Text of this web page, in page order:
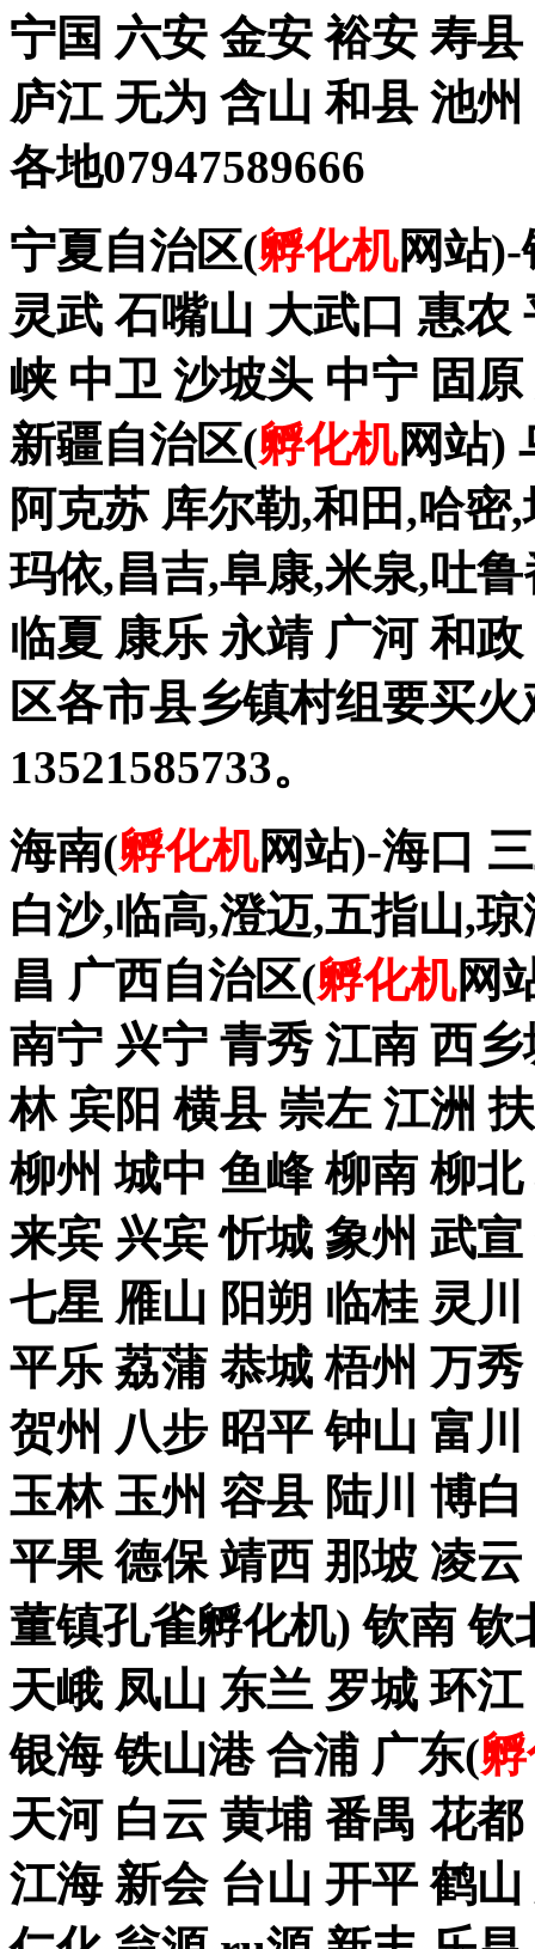
宁国 六安 金安 裕安 寿
庐江 无为 含山 和县 池
各地07947589666
宁夏自治区(孵化机网站)-
灵武 石嘴山 大武口 惠农
峡 中卫 沙坡头 中宁 固
新疆自治区(孵化机网站)
阿克苏 库尔勒,和田,哈
玛依,昌吉,阜康,米泉,吐
临夏 康乐 永靖 广河 和
区各市县乡镇村组要买
13521585733。
海南(孵化机网站)-海口
白沙,临高,澄迈,五指山,
昌 广西自治区(孵化机网
南宁 兴宁 青秀 江南 西
林 宾阳 横县 崇左 江洲
柳州 城中 鱼峰 柳南 柳
来宾 兴宾 忻城 象州 武
七星 雁山 阳朔 临桂 灵
平乐 荔蒲 恭城 梧州 万
贺州 八步 昭平 钟山 富
玉林 玉州 容县 陆川 博
平果 德保 靖西 那坡 凌
董镇孔雀孵化机) 钦南
天峨 凤山 东兰 罗城 环
银海 铁山港 合浦 广东(
天河 白云 黄埔 番禺 花
江海 新会 台山 开平 鹤